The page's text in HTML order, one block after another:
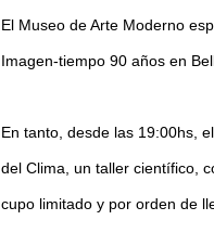
El Museo de Arte Moderno
Imagen-tiempo 90 años en
En tanto, desde las 19:00hs,
del Clima, un taller científico,
cupo limitado y por orden de